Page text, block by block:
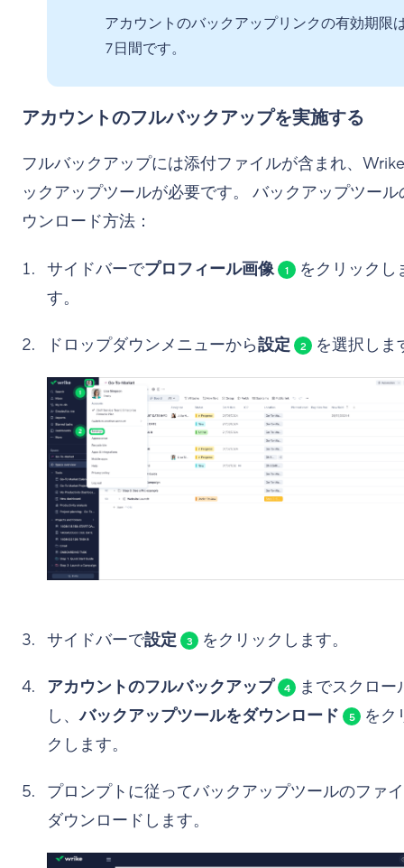
アカウントのバックアップリンクの有効期限
7日間です。
アカウントのフルバックアップを実施する
フルバックアップには添付ファイルが含まれ、
ックアップツールが必要です。 バックアップツール
ウンロード方法：
サイドバーでプロフィール画像 1
をクリックし
す。
ドロップダウンメニューから設定 2 を選択しま
サイドバーで設定 3 をクリックします。
アカウントのフルバックアップ 4
までスクロー
し、バックアップツールをダウンロード 5
をク
クします。
プロンプトに従ってバックアップツールのファ
ダウンロードします。